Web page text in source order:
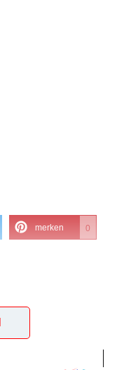
merken 0